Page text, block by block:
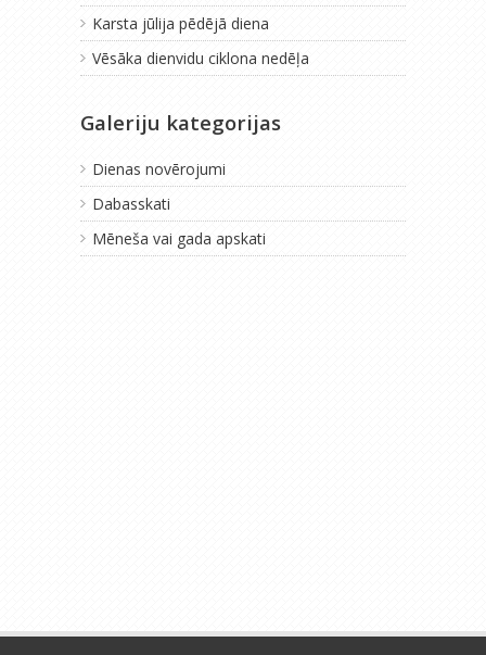
Karsta jūlija pēdējā diena
Vēsāka dienvidu ciklona nedēļa
Galeriju kategorijas
Dienas novērojumi
Dabasskati
Mēneša vai gada apskati